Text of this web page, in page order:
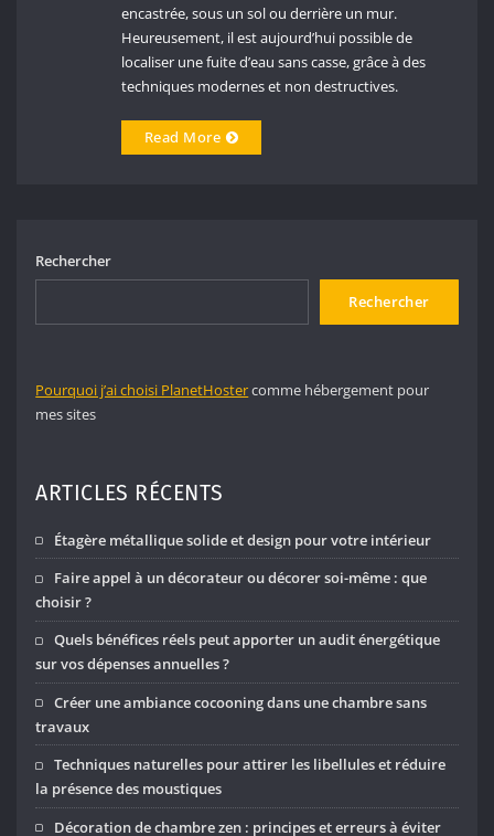
encastrée, sous un sol ou derrière un mur.
Heureusement, il est aujourd’hui possible de
localiser une fuite d’eau sans casse, grâce à des
techniques modernes et non destructives.
Read More
Rechercher
Rechercher
Pourquoi j’ai choisi PlanetHostercomme hébergement pour
mes sites
ARTICLES RÉCENTS
Étagère métallique solide et design pour votre intérieur
Faire appel à un décorateur ou décorer soi-même : que
choisir ?
Quels bénéfices réels peut apporter un audit énergétique
sur vos dépenses annuelles ?
Créer une ambiance cocooning dans une chambre sans
travaux
Techniques naturelles pour attirer les libellules et réduire
la présence des moustiques
Décoration de chambre zen : principes et erreurs à éviter